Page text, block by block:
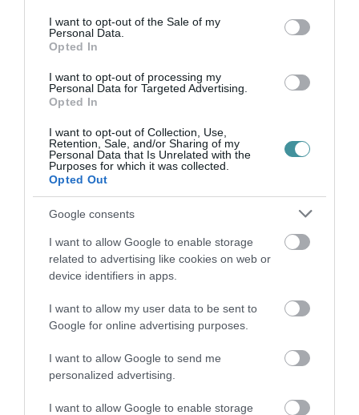
consent section.
I want to opt-out of the Sale of my
Personal Data.
Opted In
I want to opt-out of processing my
Personal Data for Targeted Advertising.
Opted In
I want to opt-out of Collection, Use,
Retention, Sale, and/or Sharing of my
Personal Data that Is Unrelated with the
Purposes for which it was collected.
Opted Out
Google consents
I want to allow Google to enable storage
related to advertising like cookies on web or
device identifiers in apps.
I want to allow my user data to be sent to
Google for online advertising purposes.
I want to allow Google to send me
personalized advertising.
I want to allow Google to enable storage
ÚJ MAGYAR KÜLÜGYI STRATÉGIA KÉSZÜL,
TELJES SZAKÍTÁS JÖN A...
AMIKÉRT ÉRDEMES MEGNÉZNI
2026. augusztus 08
TÖBB MINT EGY HÓNAP IS LEHET, MIRE
2026. augusztus 07|Mindenki ügye
TANULJ NÉMETÜL OTTHONRÓL: A
2026. augusztus 07|Promóció